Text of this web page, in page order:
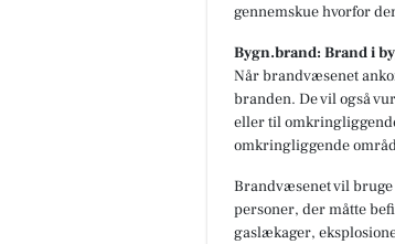
gennemskue hvorfor
Bygn.brand: Brand i
Når brandvæsenet
branden. De vil også
eller til
omkringliggende
Brandvæsenet vil
personer, der måtte
gaslækager,